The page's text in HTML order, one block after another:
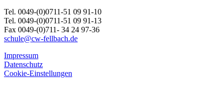
Tel. 0049-(0)0711-51 09 91-10
Tel. 0049-(0)0711-51 09 91-13
Fax 0049-(0)711- 34 24 97-36
schule@cw-fellbach.de
Impressum
Datenschutz
Cookie-Einstellungen